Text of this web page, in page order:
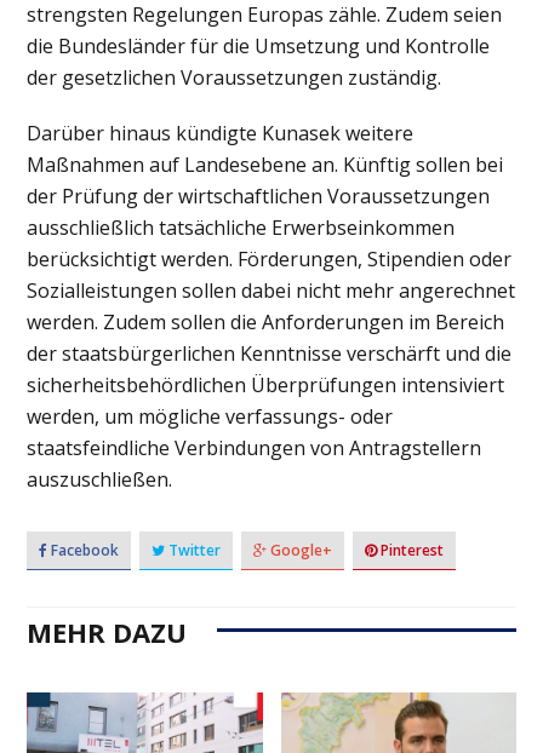
strengsten Regelungen Europas zähle. Zudem seien
die Bundesländer für die Umsetzung und Kontrolle
der gesetzlichen Voraussetzungen zuständig.
Darüber hinaus kündigte Kunasek weitere
Maßnahmen auf Landesebene an. Künftig sollen bei
der Prüfung der wirtschaftlichen Voraussetzungen
ausschließlich tatsächliche Erwerbseinkommen
berücksichtigt werden. Förderungen, Stipendien oder
Sozialleistungen sollen dabei nicht mehr angerechnet
werden. Zudem sollen die Anforderungen im Bereich
der staatsbürgerlichen Kenntnisse verschärft und die
sicherheitsbehördlichen Überprüfungen intensiviert
werden, um mögliche verfassungs- oder
staatsfeindliche Verbindungen von Antragstellern
auszuschließen.
Facebook Twitter Google+ Pinterest
MEHR DAZU